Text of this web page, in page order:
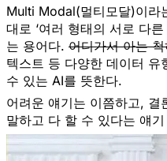
Multi Modal(멀티모달)이라
대로 ‘여러 형태의 서로 다
는 용어다. 어디가서 아는
텍스트 등 다양한 데이터
수 있는 AI를 뜻한다.
어려운 얘기는 이쯤하고, 결
말하고 다 할 수 있다는 얘기